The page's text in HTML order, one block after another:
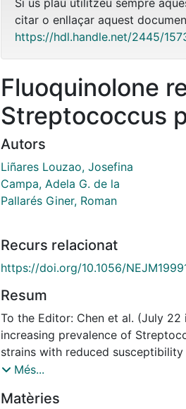
citar o enllaçar aquest
https://hdl.handle.net/2445/
Fluoquinolone
Streptococcus
Autors
Liñares Louzao, Josefina
Campa, Adela G. de la
Pallarés Giner, Roman
Recurs relacionat
https://doi.org/10.1056/
Resum
To the Editor: Chen et al. (July 22
increasing prevalence of
strains with reduced
Canada. We have found similar
institution from 1991 through
Més...
Matèries